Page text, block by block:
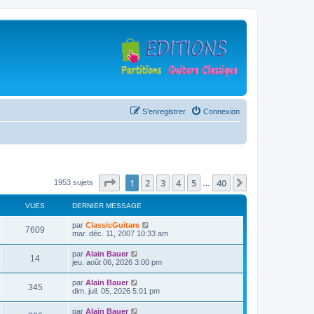
Connexion
S’enregistrer
1953 sujets Page sur40
1 2 3 4 5 40
VUES DERNIER MESSAGE
7609
u
D
e
i
e
r
m
e
s
s
par ClassicGuitare
mar. déc. 11, 2007 10:33 am
14V
u
D
e
i
e
r
m
par Alain Bauer
jeu. août 06, 2026 3:00 pm
345V
u
D
e
par Alain Bauer
dim. juil. 05, 2026 5:01 pm
D
par Alain Bauer